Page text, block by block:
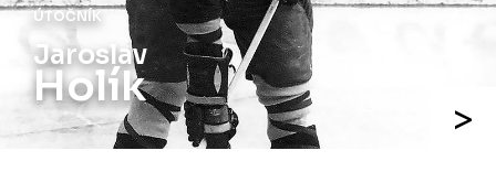
ÚTOČNÍK
Jaroslav
Holík